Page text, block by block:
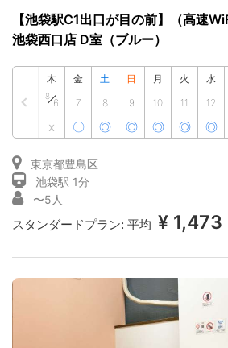
【池袋駅C1出口が目の前】（高速
池袋西口店 D室（ブルー）
木
8
6
x
金
7
〇
土
8
◎
日
9
◎
月
10
◎
火
11
◎
水
12
◎
東京都豊島区
池袋駅 1分
〜5人
スタンダードプラン: 平均 ¥ 1,473